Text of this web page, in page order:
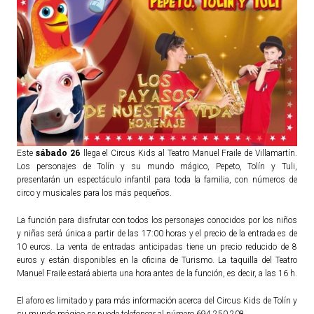
Este sábado 26 llega el Circus Kids al Teatro Manuel Fraile de Villamartín.
Los personajes de Tolín y su mundo mágico, Pepeto, Tolín y Tuli,
presentarán un espectáculo infantil para toda la familia, con números de
circo y musicales para los más pequeños.
La función para disfrutar con todos los personajes conocidos por los niños
y niñas será única a partir de las 17:00 horas y el precio de la entrada es de
10 euros. La venta de entradas anticipadas tiene un precio reducido de 8
euros y están disponibles en la oficina de Turismo. La taquilla del Teatro
Manuel Fraile estará abierta una hora antes de la función, es decir, a las 16 h.
El aforo es limitado y para más información acerca del Circus Kids de Tolín y